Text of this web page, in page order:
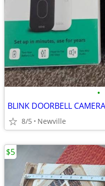
•
8/5 Newville
$5